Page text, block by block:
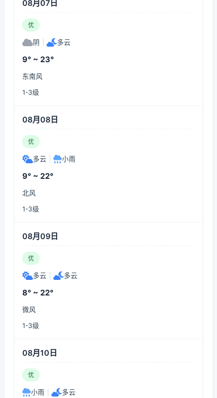
08月07日
优
阴 多云
9° ~ 23°
东南风
1-3级
08月08日
优
多云 小雨
9° ~ 22°
北风
1-3级
08月09日
优
多云 多云
8° ~ 22°
微风
1-3级
08月10日
优
小雨 多云